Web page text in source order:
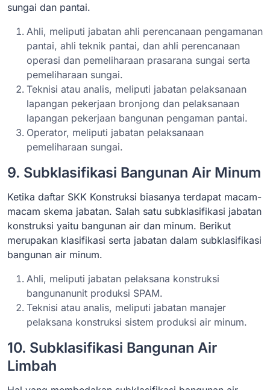
sungai dan pantai.
Ahli, meliputi jabatan ahli perencanaan pengamanan
pantai, ahli teknik pantai, dan ahli perencanaan
operasi dan pemeliharaan prasarana sungai serta
pemeliharaan sungai.
Teknisi atau analis, meliputi jabatan pelaksanaan
lapangan pekerjaan bronjong dan pelaksanaan
lapangan pekerjaan bangunan pengaman pantai.
Operator, meliputi jabatan pelaksanaan
pemeliharaan sungai.
9. Subklasifikasi Bangunan Air Minum
Ketika daftar SKK Konstruksi biasanya terdapat macam-
macam skema jabatan. Salah satu subklasifikasi jabatan
konstruksi yaitu bangunan air dan minum. Berikut
merupakan klasifikasi serta jabatan dalam subklasifikasi
bangunan air minum.
Ahli, meliputi jabatan pelaksana konstruksi
bangunanunit produksi SPAM.
Teknisi atau analis, meliputi jabatan manajer
pelaksana konstruksi sistem produksi air minum.
10. Subklasifikasi Bangunan Air
Limbah